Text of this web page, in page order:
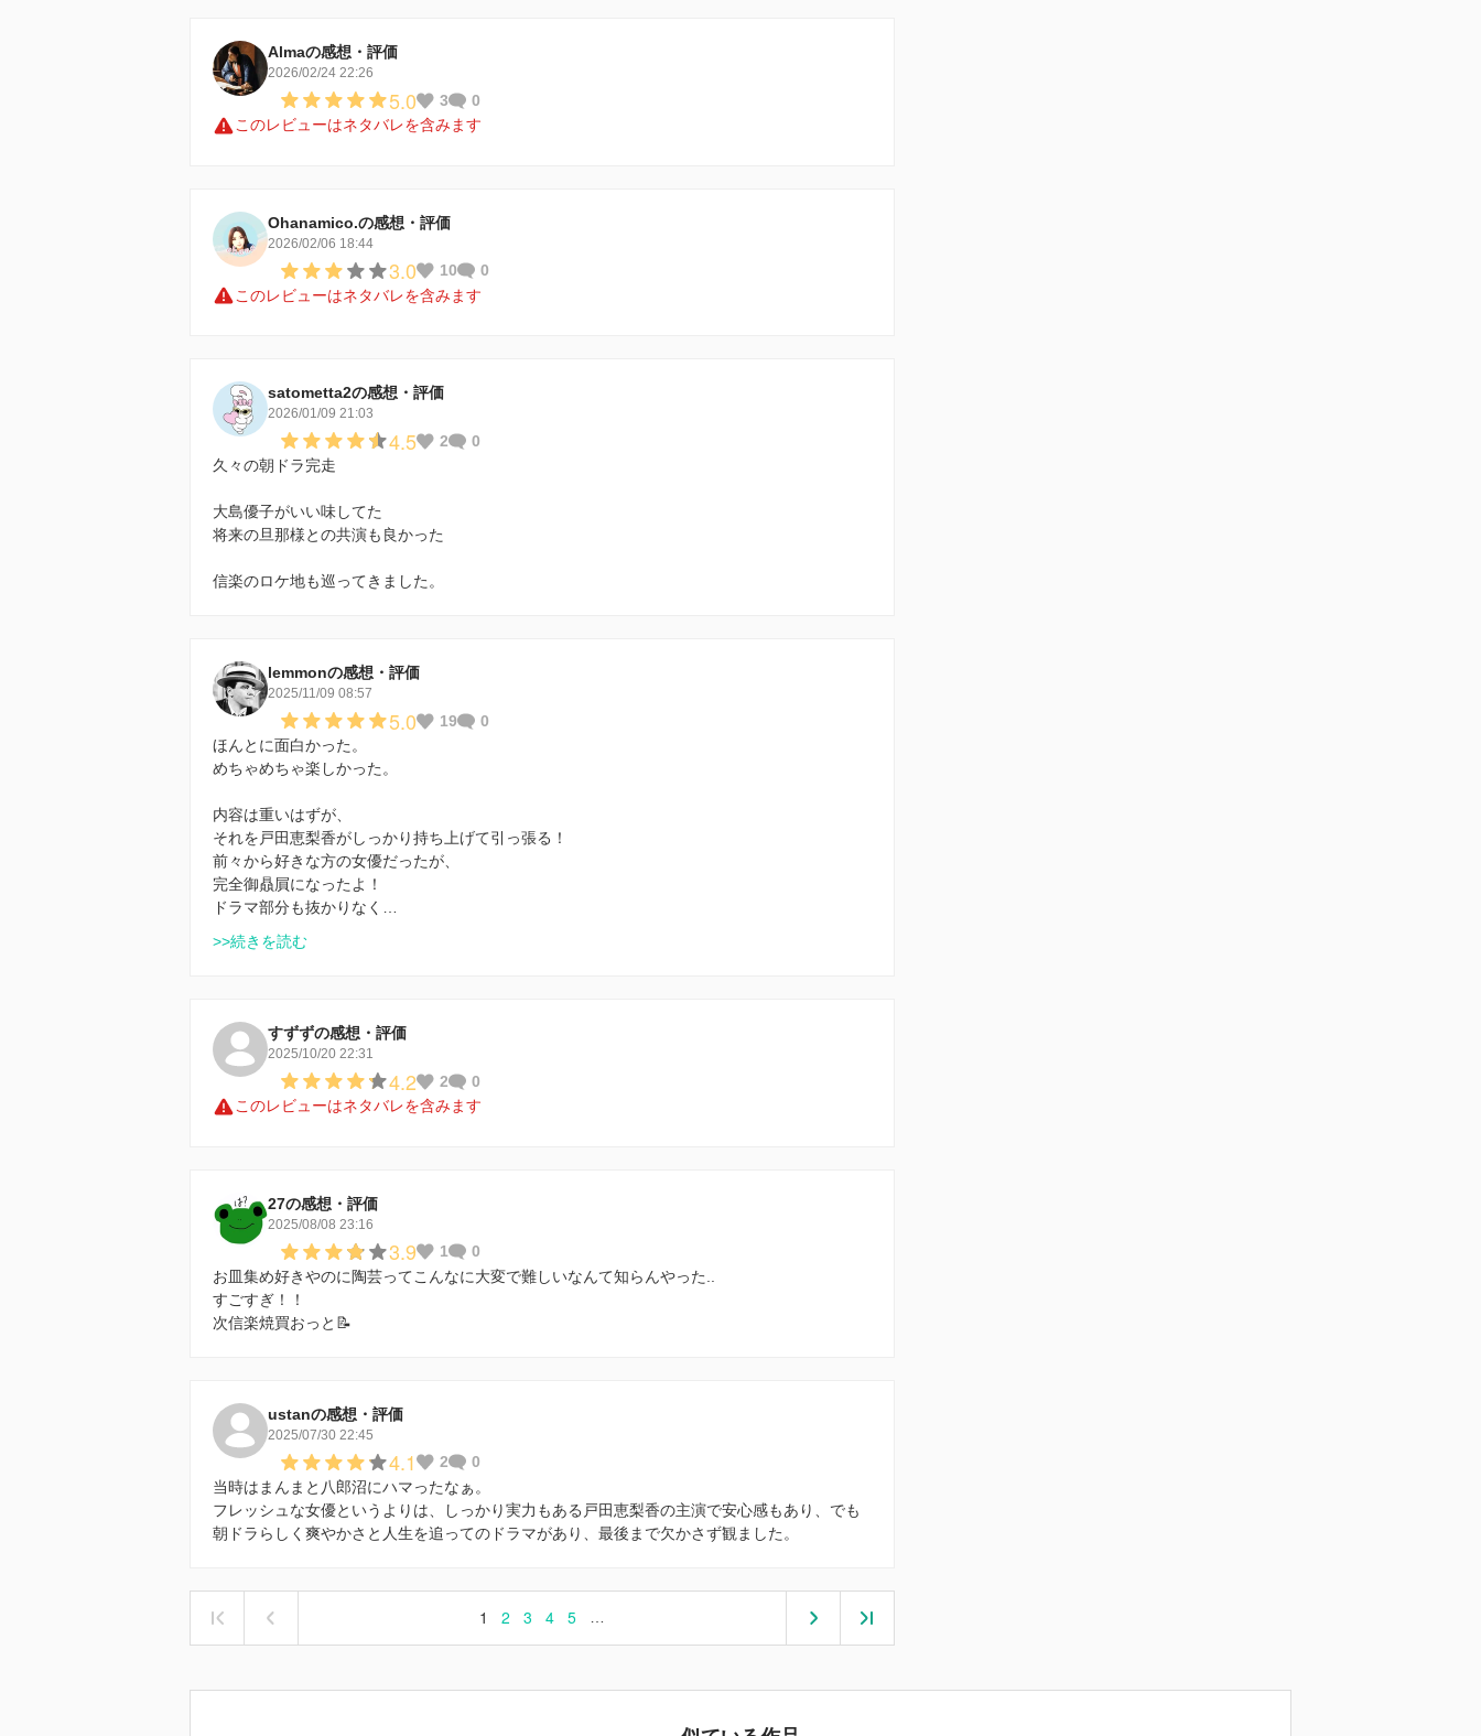
Almaの感想・評価
2026/02/24 22:26
5.0 3
0
このレビューはネタバレを含みます
Ohanamico.の感想・評価
2026/02/06 18:44
3.0 10
0
このレビューはネタバレを含みます
satometta2の感想・評価
2026/01/09 21:03
4.5 2
0
久々の朝ドラ完走
大島優子がいい味してた
将来の旦那様との共演も良かった
信楽のロケ地も巡ってきました。
lemmonの感想・評価
2025/11/09 08:57
5.0 19
0
ほんとに面白かった。
めちゃめちゃ楽しかった。
内容は重いはずが、
それを戸田恵梨香がしっかり持ち上げて引っ張る！
前々から好きな方の女優だったが、
完全御贔屓になったよ！
ドラマ部分も抜かりなく…
>>続きを読む
すずずの感想・評価
2025/10/20 22:31
4.2 2
0
このレビューはネタバレを含みます
27の感想・評価
2025/08/08 23:16
3.9 1
0
お皿集め好きやのに陶芸ってこんなに大変で難しいなんて知らんやった..
すごすぎ！！
次信楽焼買おっと📝
ustanの感想・評価
2025/07/30 22:45
4.1 2
0
当時はまんまと八郎沼にハマったなぁ。
フレッシュな女優というよりは、しっかり実力もある戸田恵梨香の主演で安心感もあり、でも
朝ドラらしく爽やかさと人生を追ってのドラマがあり、最後まで欠かさず観ました。
1 2 3 4 5